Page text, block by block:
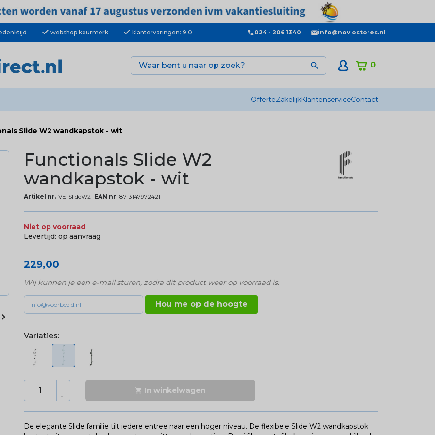
check webshop keurmerk check klantervaringen: 9.0 024 - 206 1340 info@noviostores.nl
0

OfferteZakelijkKlantenserviceContact
Slide W2 wandkapstok - wit
Functionals Slide W2
wandkapstok - wit
Artikel nr. VE-SlideW2 EAN nr. 8713147972421
Niet op voorraad
Levertijd: op aanvraag
229,00
Wij kunnen je een e-mail sturen, zodra dit product weer op voorraad is.
Hou me op de hoogte
Variaties:
 In winkelwagen
De elegante Slide familie tilt iedere entree naar een hoger niveau. De flexibele Slide W2 wandkapstok